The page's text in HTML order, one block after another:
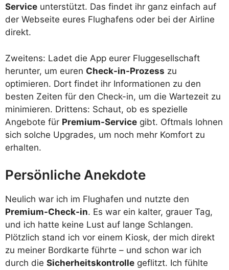
Service unterstützt. Das findet ihr ganz einfach auf
der Webseite eures Flughafens oder bei der Airline
direkt.
Zweitens: Ladet die App eurer Fluggesellschaft
herunter, um euren Check-in-Prozess zu
optimieren. Dort findet ihr Informationen zu den
besten Zeiten für den Check-in, um die Wartezeit zu
minimieren. Drittens: Schaut, ob es spezielle
Angebote für Premium-Service gibt. Oftmals lohnen
sich solche Upgrades, um noch mehr Komfort zu
erhalten.
Persönliche Anekdote
Neulich war ich im Flughafen und nutzte den
Premium-Check-in. Es war ein kalter, grauer Tag,
und ich hatte keine Lust auf lange Schlangen.
Plötzlich stand ich vor einem Kiosk, der mich direkt
zu meiner Bordkarte führte – und schon war ich
durch die Sicherheitskontrolle geflitzt. Ich fühlte